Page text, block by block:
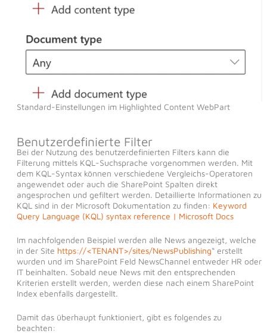
Standard-Einstellungen im Highlighted Content WebPart
Benutzerdefinierte Filter
Bei der Nutzung des benutzerdefinierten Filters kann die
Filterung mittels KQL-Suchsprache vorgenommen werden. Mit
dem KQL-Syntax können verschiedene Vergleichs-Operatoren
angewendet oder auch die SharePoint Spalten direkt
angesprochen und gefiltert werden. Detaillierte Informationen zu
KQL sind in der Microsoft Dokumentation zu finden: Keyword
Query Language (KQL) syntax reference | Microsoft Docs
Im nachfolgenden Beispiel werden alle News angezeigt, welche
in der Site https://<TENANT>/sites/NewsPublishing“ erstellt
wurden und im SharePoint Feld NewsChannel entweder HR oder
IT beinhalten. Sobald neue News mit den entsprechenden
Kriterien erstellt werden, werden diese nach einem SharePoint
Index ebenfalls dargestellt.
Damit das überhaupt funktioniert, gibt es folgendes zu
beachten: